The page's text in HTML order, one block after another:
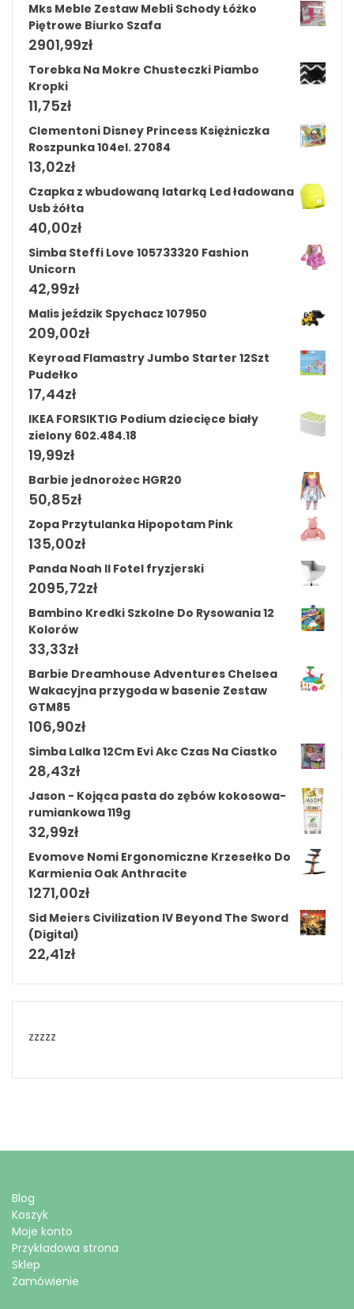
Mks Meble Zestaw Mebli Schody Łóżko
Piętrowe Biurko Szafa
2901,99zł
Torebka Na Mokre Chusteczki Piambo
Kropki
11,75zł
Clementoni Disney Princess Księżniczka
Roszpunka 104el. 27084
13,02zł
Czapka z wbudowaną latarką Led ładowana
Usb żółta
40,00zł
Simba Steffi Love 105733320 Fashion
Unicorn
42,99zł
Malis jeździk Spychacz 107950
209,00zł
Keyroad Flamastry Jumbo Starter 12Szt
Pudełko
17,44zł
IKEA FORSIKTIG Podium dziecięce biały
zielony 602.484.18
19,99zł
Barbie jednorożec HGR20
50,85zł
Zopa Przytulanka Hipopotam Pink
135,00zł
Panda Noah II Fotel fryzjerski
2095,72zł
Bambino Kredki Szkolne Do Rysowania 12
Kolorów
33,33zł
Barbie Dreamhouse Adventures Chelsea
Wakacyjna przygoda w basenie Zestaw
GTM85
106,90zł
Simba Lalka 12Cm Evi Akc Czas Na Ciastko
28,43zł
Jason - Kojąca pasta do zębów kokosowa-
rumiankowa 119g
32,99zł
Evomove Nomi Ergonomiczne Krzesełko Do
Karmienia Oak Anthracite
1271,00zł
Sid Meiers Civilization IV Beyond The Sword
(Digital)
22,41zł
zzzzz
Blog
Koszyk
Moje konto
Przykładowa strona
Sklep
Zamówienie